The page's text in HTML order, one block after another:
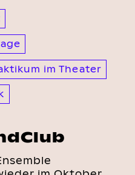
im Theater